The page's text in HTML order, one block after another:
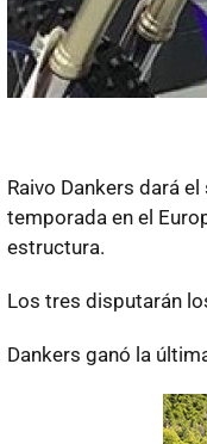
Raivo Dankers dará el
temporada en el
estructura.
Los tres disputarán
Dankers ganó la